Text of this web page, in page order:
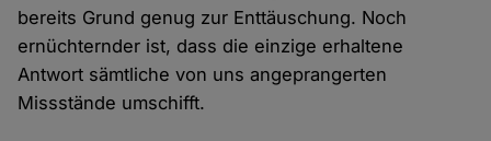
bereits Grund genug zur Enttäuschung. Noch
ernüchternder ist, dass die einzige erhaltene
Antwort sämtliche von uns angeprangerten
Missstände umschifft.